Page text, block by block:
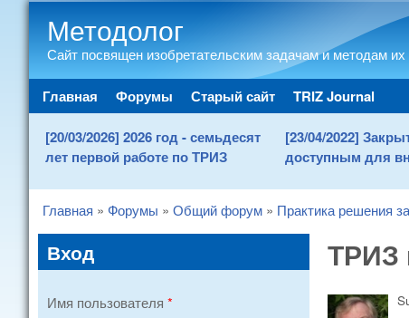
Методолог
Сайт посвящен изобретательским задачам и методам
Main menu
Главная Форумы Старый сайт TRIZ Journal
[20/03/2026] 2026 год - семьдесят
лет первой работе по ТРИЗ
[23/04/2022]
доступным для
You are here
Главная » Форумы » Общий форум » Практика решения
ТРИЗ
Вход
Имя пользователя *